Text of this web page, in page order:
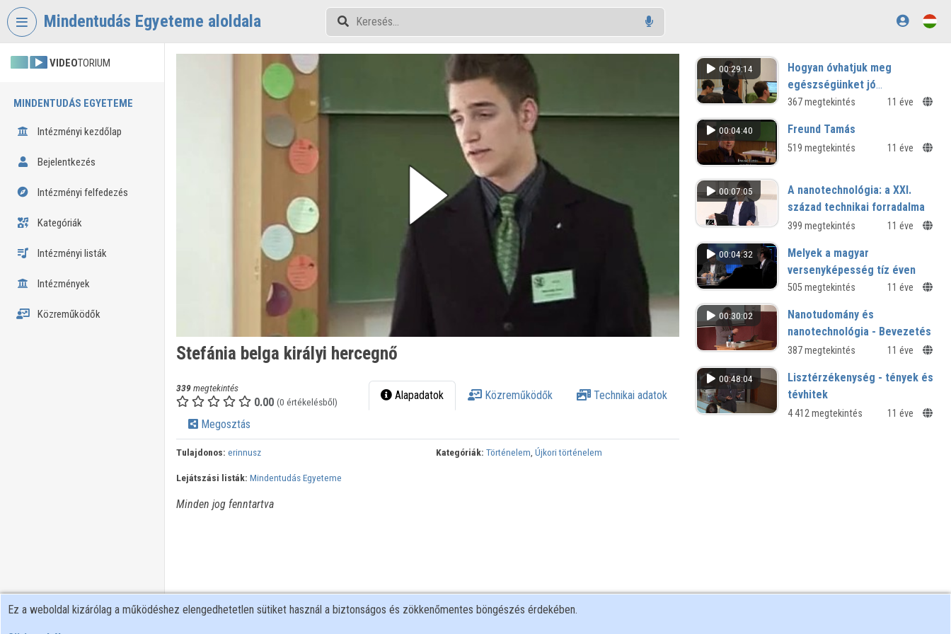
Fejléc kihagyása
Mindentudás Egyeteme aloldala
VIDEOTORIUM
MINDENTUDÁS EGYETEME
Intézményi kezdőlap
Bejelentkezés
Intézményi felfedezés
Kategóriák
Intézményi listák
Intézmények
Közreműködők
Stefánia belga királyi hercegnő
339megtekintés
0.00 (0 értékelésből) Alapadatok Közreműködők Technikai adatok
Megosztás
Tulajdonos: erinnusz Kategóriák: Történelem,Újkori történelem
Lejátszási listák: Mindentudás Egyeteme
Minden jog fenntartva
00:29:14
Hogyan óvhatjuk meg
egészségünket jó
szájhigiénével, helyes
mulasztások ára?
367 megtekintés 11 éve
00:04:40 Freund Tamás
519 megtekintés 11 éve
00:07:05
A nanotechnológia: a XXI.
század technikai forradalma
399 megtekintés 11 éve
00:04:32
Melyek a magyar
versenyképesség tíz éven
belül befolyásolható
Rövidített változat
505 megtekintés 11 éve
00:30:02
Nanotudomány és
nanotechnológia - Bevezetés
387 megtekintés 11 éve
00:48:04
Lisztérzékenység - tények és
tévhitek
4 412 megtekintés 11 éve
Ez a weboldal kizárólag a működéshez elengedhetetlen sütiket használ a biztonságos és zökkenőmentes böngészés érdekében.